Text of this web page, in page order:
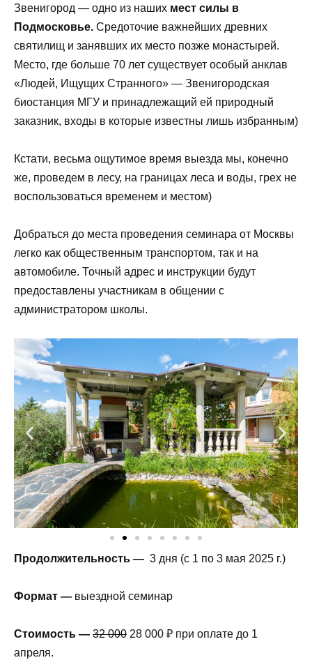
Звенигород — одно из наших мест силы в
Подмосковье. Средоточие важнейших древних
святилищ и занявших их место позже монастырей.
Место, где больше 70 лет существует особый анклав
«Людей, Ищущих Странного» — Звенигородская
биостанция МГУ и принадлежащий ей природный
заказник, входы в которые известны лишь избранным)
Кстати, весьма ощутимое время выезда мы, конечно
же, проведем в лесу, на границах леса и воды, грех не
воспользоваться временем и местом)
Добраться до места проведения семинара от Москвы
легко как общественным транспортом, так и на
автомобиле. Точный адрес и инструкции будут
предоставлены участникам в общении с
администратором школы.
Продолжительность — 3 дня (с 1 по 3 мая 2025 г.)
Формат — выездной семинар
Стоимость — 32 000 28 000 ₽ при оплате до 1
апреля.